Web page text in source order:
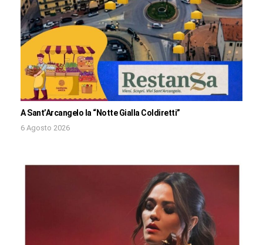
A Sant’Arcangelo la “Notte Gialla Coldiretti”
6 Agosto 2026